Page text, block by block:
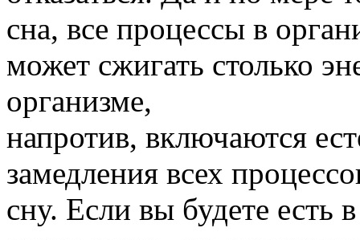
сна, все процессы в
может сжигать столько
организме,
напротив, включаются
замедления всех
сну. Если вы будете есть